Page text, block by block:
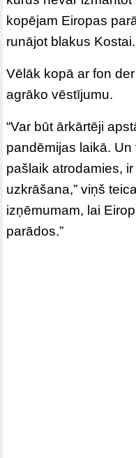
kopējam Eiropas
runājot blakus Kostai.
Vēlāk kopā ar fon
agrāko vēstījumu.
“Var būt ārkārtēji
pandēmijas laikā.
pašlaik atrodamies,
uzkrāšana,” viņš
izņēmumam, lai
parādos.”